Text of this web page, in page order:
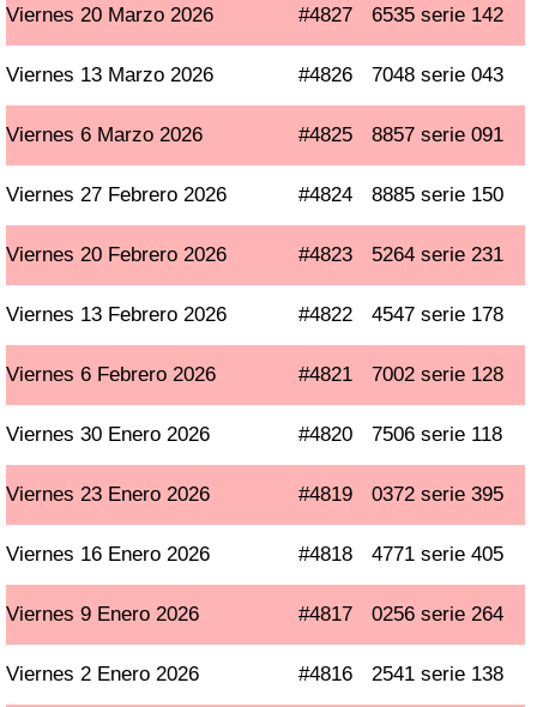
Viernes 20 Marzo 2026 #4827 6535 serie 142
Viernes 13 Marzo 2026 #4826 7048 serie 043
Viernes 6 Marzo 2026 #4825 8857 serie 091
Viernes 27 Febrero 2026 #4824 8885 serie 150
Viernes 20 Febrero 2026 #4823 5264 serie 231
Viernes 13 Febrero 2026 #4822 4547 serie 178
Viernes 6 Febrero 2026 #4821 7002 serie 128
Viernes 30 Enero 2026 #4820 7506 serie 118
Viernes 23 Enero 2026 #4819 0372 serie 395
Viernes 16 Enero 2026 #4818 4771 serie 405
Viernes 9 Enero 2026 #4817 0256 serie 264
Viernes 2 Enero 2026 #4816 2541 serie 138